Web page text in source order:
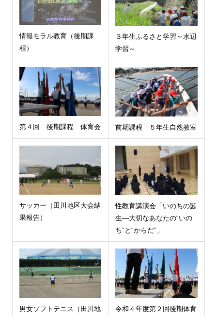
情報モラル教育（後期課
程）
３年生ふるさと学習～水辺
学習～
第４回 後期課程 体育会 前期課程 ５年生自然教室
サッカー（田川地区大会結
果報告）
性教育講演会「いのちの誕
生―大切なあなたの“いの
ち”と“からだ”」
男女ソフトテニス（田川地
令和４年度第２回後期体育